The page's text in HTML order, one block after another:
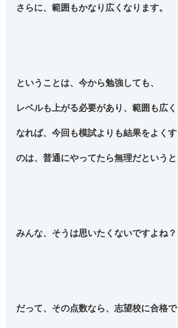
さらに、範囲もかなり広くなります。
ということは、今から勉強しても、
レベルも上がる必要があり、範囲も広く
なれば、今回も模試よりも結果をよくす
のは、普通にやってたら無理だというと
みんな、そうは思いたくないですよね？
だって、その点数なら、志望校に合格で